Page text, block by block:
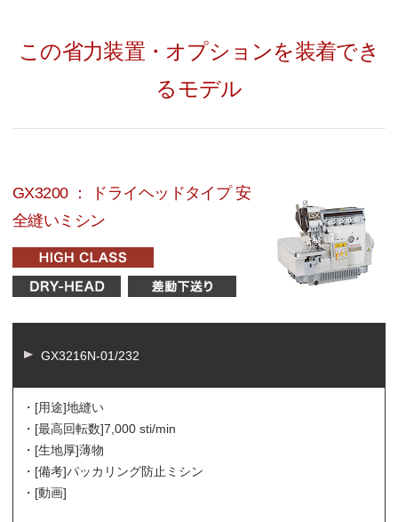
この省力装置・オプションを装着でき
るモデル
GX3200 ： ドライヘッドタイプ 安
全縫いミシン
GX3216N-01/232
・[用途]地縫い
・[最高回転数]7,000 sti/min
・[生地厚]薄物
・[備考]パッカリング防止ミシン
・[動画]